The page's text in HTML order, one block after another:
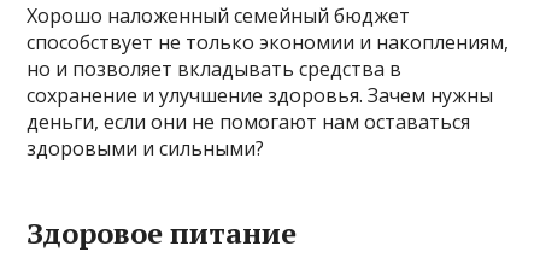
Хорошо наложенный семейный бюджет
способствует не только экономии и накоплениям,
но и позволяет вкладывать средства в
сохранение и улучшение здоровья. Зачем нужны
деньги, если они не помогают нам оставаться
здоровыми и сильными?
Здоровое питание